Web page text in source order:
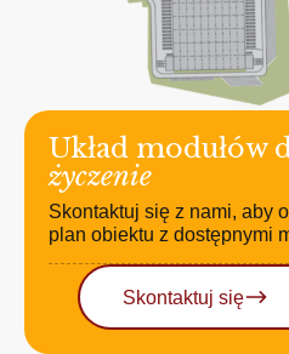
Układ modułów
życzenie
Skontaktuj się z nami, aby
plan obiektu z dostępnymi
Skontaktuj się